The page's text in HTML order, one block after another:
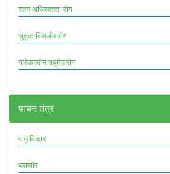
स्तन अधिरक्तता रोग
चुचुक विसर्जन रोग
गर्भकालीन मधुमेह रोग
पाचन तंत्र
वायु विकार
बबासीर